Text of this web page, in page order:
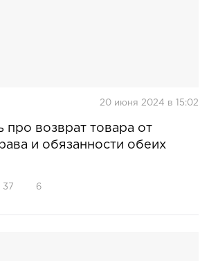
20 июня 2024 в 15:02
про возврат товара от
и обязанности обеих
37 6